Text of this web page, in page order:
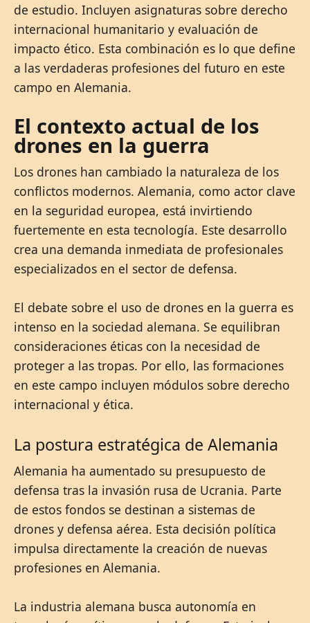
de estudio. Incluyen asignaturas sobre derecho
internacional humanitario y evaluación de
impacto ético. Esta combinación es lo que define
a las verdaderas profesiones del futuro en este
campo en Alemania.
El contexto actual de los
drones en la guerra
Los drones han cambiado la naturaleza de los
conflictos modernos. Alemania, como actor clave
en la seguridad europea, está invirtiendo
fuertemente en esta tecnología. Este desarrollo
crea una demanda inmediata de profesionales
especializados en el sector de defensa.
El debate sobre el uso de drones en la guerra es
intenso en la sociedad alemana. Se equilibran
consideraciones éticas con la necesidad de
proteger a las tropas. Por ello, las formaciones
en este campo incluyen módulos sobre derecho
internacional y ética.
La postura estratégica de Alemania
Alemania ha aumentado su presupuesto de
defensa tras la invasión rusa de Ucrania. Parte
de estos fondos se destinan a sistemas de
drones y defensa aérea. Esta decisión política
impulsa directamente la creación de nuevas
profesiones en Alemania.
La industria alemana busca autonomía en